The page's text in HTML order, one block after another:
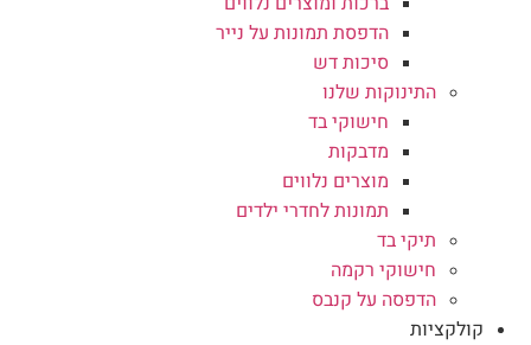
הדפסת תמונות על נייר
סיכות דש
התינוקות שלנו
חישוקי בד
מדבקות
מוצרים נלווים
תמונות לחדרי ילדים
תיקי בד
חישוקי רקמה
הדפסה על קנבס
קולקציות